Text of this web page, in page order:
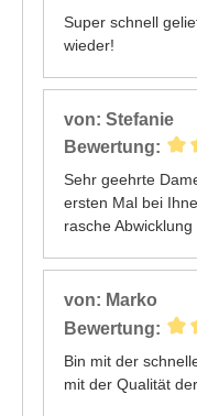
Super schnell
wieder!
von: Stefanie
Bewertung:
Sehr geehrte
ersten Mal bei
rasche
von: Marko
Bewertung:
Bin mit der
mit der Qualität